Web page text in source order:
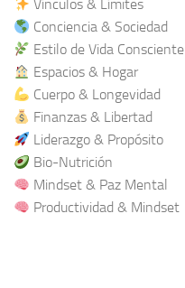
Vínculos & Límites
Conciencia & Sociedad
Estilo de Vida Consciente
Espacios & Hogar
Cuerpo & Longevidad
Finanzas & Libertad
Liderazgo & Propósito
Bio-Nutrición
Mindset & Paz Mental
Productividad & Mindset